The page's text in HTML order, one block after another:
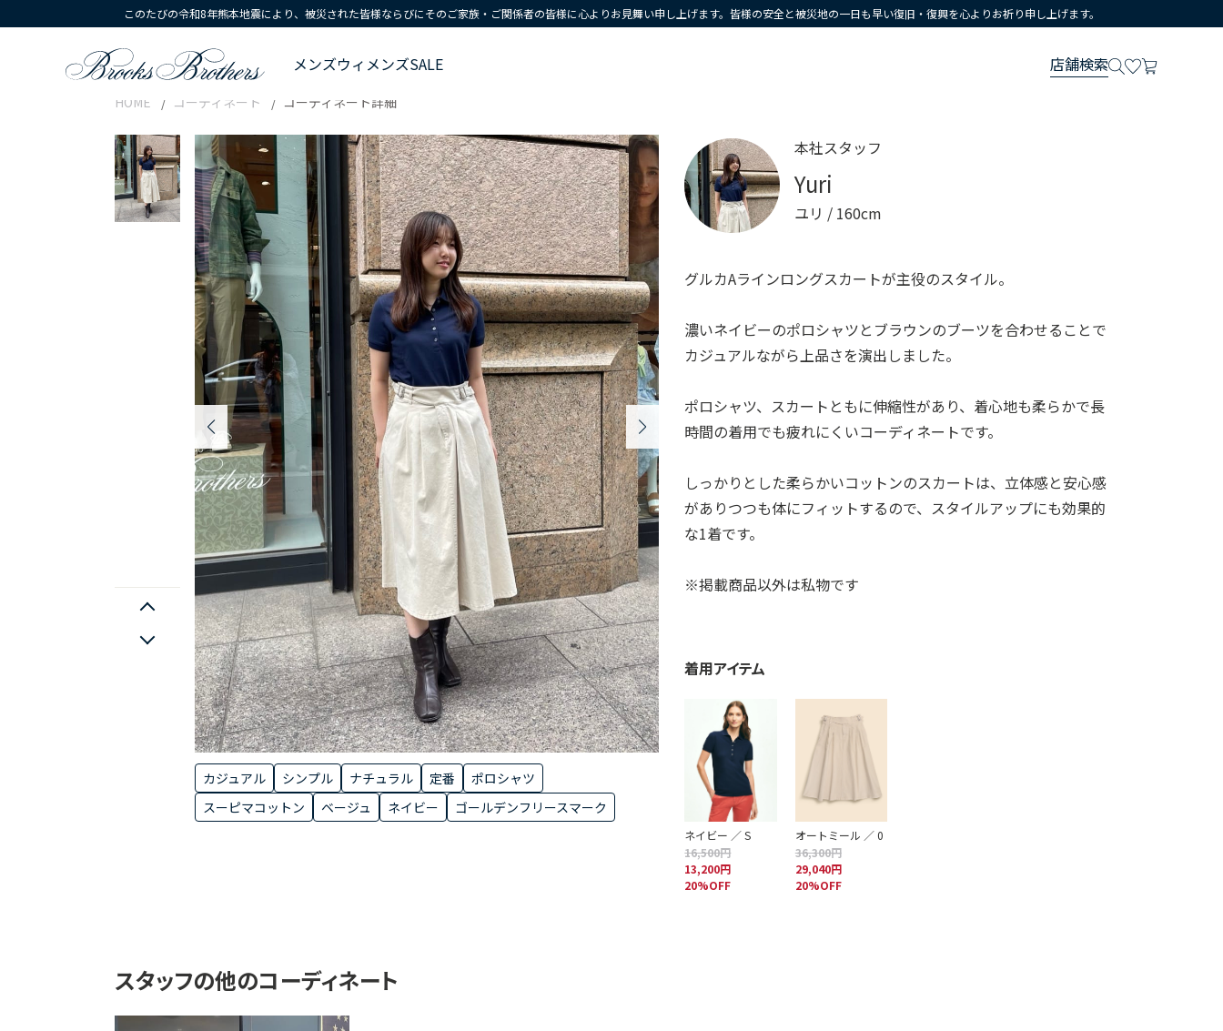
このたびの令和8年熊本地震により、被災された皆様ならびにそのご家族・ご関係者の皆様に心よりお見舞い申し上げます。皆様の安全と被災地の一日も早い復旧・復興を心よりお祈り申し上げます。
メンズウィメンズSALE 店舗検索
HOME コーディネート コーディネート詳細
カジュアル シンプル ナチュラル 定番
ポロシャツ
スーピマコットン
ベージュ ネイビー ゴールデンフリースマーク
本社スタッフ
Yuri
ユリ / 160cm
グルカAラインロングスカートが主役のスタイル。
濃いネイビーのポロシャツとブラウンのブーツを合わせることで
カジュアルながら上品さを演出しました。
ポロシャツ、スカートともに伸縮性があり、着心地も柔らかで長
時間の着用でも疲れにくいコーディネートです。
しっかりとした柔らかいコットンのスカートは、立体感と安心感
がありつつも体にフィットするので、スタイルアップにも効果的
な1着です。
※掲載商品以外は私物です
着用アイテム
ネイビー ／ S
16,500円
13,200円
20%OFF
オートミール ／ 0
36,300円
29,040円
20%OFF
スタッフの他のコーディネート